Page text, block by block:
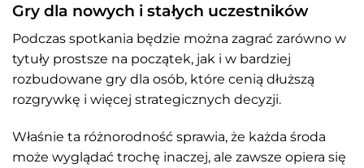
Gry dla nowych i stałych uczestników
Podczas spotkania będzie można zagrać zarówno w
tytuły prostsze na początek, jak i w bardziej
rozbudowane gry dla osób, które cenią dłuższą
rozgrywkę i więcej strategicznych decyzji.
Właśnie ta różnorodność sprawia, że każda środa
może wyglądać trochę inaczej, ale zawsze opiera się